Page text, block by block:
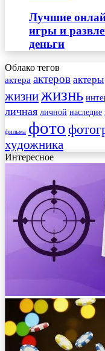
Лучшие
игры и
деньги
Облако тегов
актера актеров актеры
жизнижизнь
личная личной наследие
фильма фото
художника
Интересное